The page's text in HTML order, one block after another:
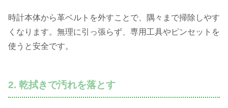
時計本体から革ベルトを外すことで、隅々まで掃除しやす
くなります。無理に引っ張らず、専用工具やピンセットを
使うと安全です。
2. 乾拭きで汚れを落とす